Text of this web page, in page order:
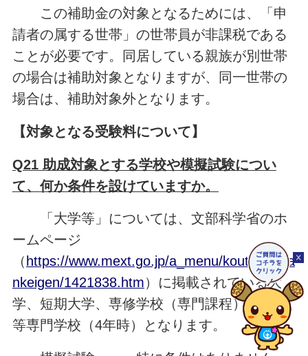
この補助金の対象となるためには、「申
請者の属する世帯」の世帯員が非課税である
ことが必要です。同居している親族が別世帯
の場合は補助対象となりますが、同一世帯の
場合は、補助対象外となります。
【対象となる受験料について】
Q21 助成対象とする学校や模擬試験につい
て、何か条件を設けていますか。
「大学等」については、文部科学省のホ
ームページ
（ https://www.mext.go.jp/a_menu/koutou/huta
nkeigen/1421838.htm）に掲載されている大
学、短期大学、専修学校（専門課程）及び高
等専門学校（4年時）となります。